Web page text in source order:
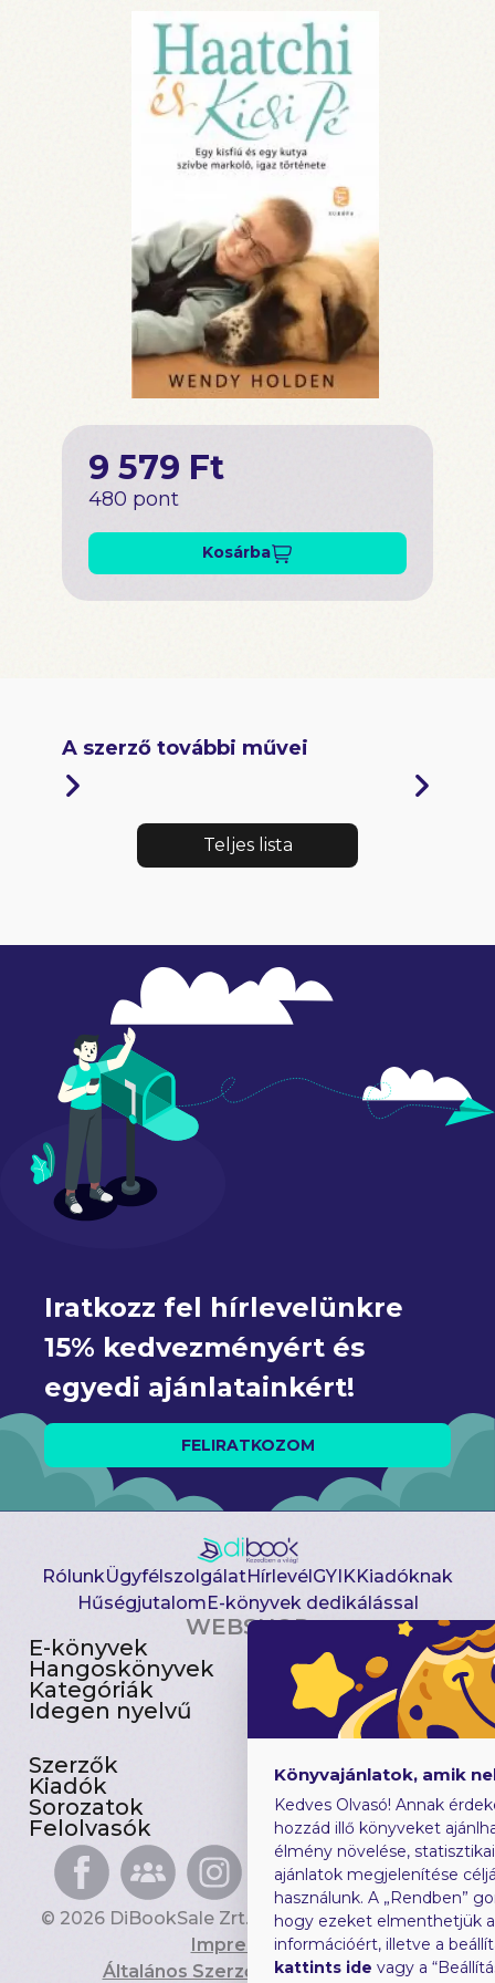
9 579 Ft
480 pont
Kosárba
A szerző további művei
Teljes lista
Iratkozz fel hírlevelünkre
15% kedvezményért és
egyedi ajánlatainkért!
FELIRATKOZOM
RólunkÜgyfélszolgálatHírlevélGYIKKiadóknak
HűségjutalomE-könyvek dedikálással
WEBSHOP
E-könyvek
Hangoskönyvek
Kategóriák
Idegen nyelvű
Csomagajánlatok
Akciósak
Előjegyezhetők
Újdonságok
Szerzők
Kiadók
Sorozatok
Felolvasók
Gyerekkönyvek
Heti toplista
Ajándékutalvány
Blog
© 2026 DiBookSale Zrt. Minden jog fenntartva.
Impresszum
Általános Szerződési Feltételek
Könyvajánlatok, amik
Kedves Olvasó! Annak
hozzád illő könyveket
élmény növelése,
ajánlatok megjelenítése
használunk. A „Rendben”
hogy ezeket elmenthetjük
információért, illetve a
kattints ide vagy a